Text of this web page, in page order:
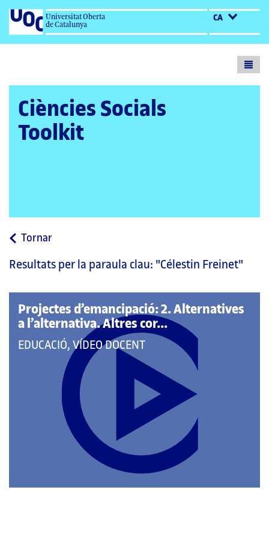
Universitat Oberta
de Catalunya
CA
Ciències Socials
Toolkit
Tornara
pàgina
Resultats per la paraula clau: "Célestin Freinet"
Projectes d’emancipació: 2. Alternatives
a l’alternativa. Altres cor...
QUE
CATEGORIES:
EDUCACIÓ, VÍDEO DOCENT